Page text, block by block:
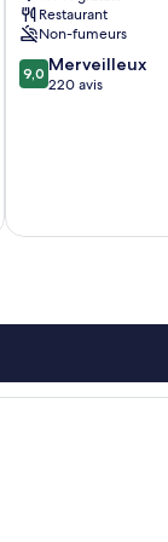
Restaurant
Non-fumeurs
9.0
sur
9,0 Merveilleux
220 avis